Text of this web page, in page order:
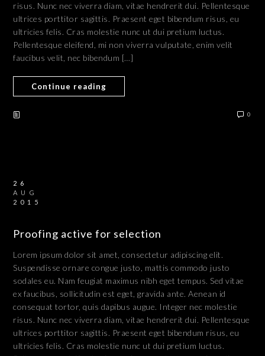
risus. Nunc nec viverra diam, vitae hendrerit dui. Pellentesque
ultrices porttitor sagittis. Praesent eget bibendum risus, eu
ultricies felis. Cras molestie nunc ut dui pretium luctus.
Pellentesque eleifend, mi non viverra vulputate, enim velit
faucibus velit, nec bibendum […]
Continue reading
0
26
AUG
2015
Proofing active for selection
Lorem ipsum dolor sit amet, consectetur adipiscing elit.
Suspendisse ornare congue justo, mattis commodo justo
sodales eu. Nam feugiat maximus nibh eget tempus. Sed vitae
ex faucibus, sollicitudin est eget, gravida ante. Aenean id
consequat tortor, quis dapibus augue. Integer nec molestie
risus. Nunc nec viverra diam, vitae hendrerit dui. Pellentesque
ultrices porttitor sagittis. Praesent eget bibendum risus, eu
ultricies felis. Cras molestie nunc ut dui pretium luctus.